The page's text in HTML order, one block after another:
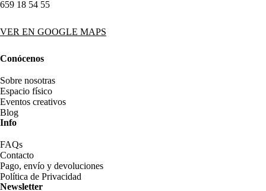
659 18 54 55
VER EN GOOGLE MAPS
Conócenos
Sobre nosotras
Espacio físico
Eventos creativos
Blog
Info
FAQs
Contacto
Pago, envío y devoluciones
Política de Privacidad
Newsletter